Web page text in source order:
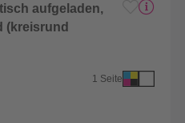
aufgeladen,
(kreisrund
1 Seite